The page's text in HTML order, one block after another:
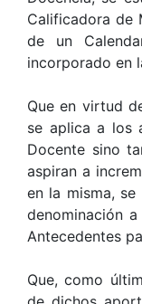
Calificadora de
de un
incorporado en
Que en virtud
se aplica a los
Docente sino
aspiran a
en la misma,
denominación
Antecedentes
Que, como